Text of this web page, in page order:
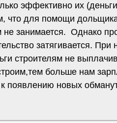
эффективно их
что для помощи
занимается. Однако
затягивается. При
строителям не
больше нам
появлению новых